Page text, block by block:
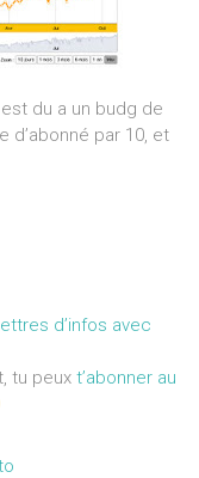
du a un budg de
d’abonné par 10, et
d’infos avec
tu peuxt’abonner au